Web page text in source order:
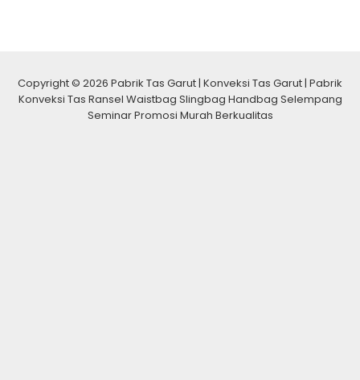
Copyright © 2026 Pabrik Tas Garut | Konveksi Tas Garut | Pabrik
Konveksi Tas Ransel Waistbag Slingbag Handbag Selempang
Seminar Promosi Murah Berkualitas